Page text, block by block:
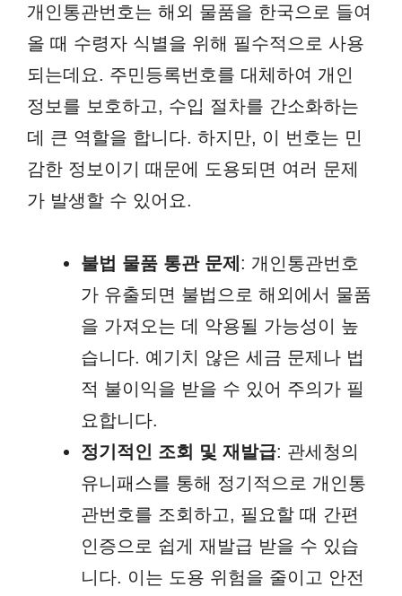
개인통관번호는 해외 물품을 한국으로 들여
올 때 수령자 식별을 위해 필수적으로 사용
되는데요. 주민등록번호를 대체하여 개인
정보를 보호하고, 수입 절차를 간소화하는
데 큰 역할을 합니다. 하지만, 이 번호는 민
감한 정보이기 때문에 도용되면 여러 문제
가 발생할 수 있어요.
불법 물품 통관 문제 : 개인통관번호
가 유출되면 불법으로 해외에서 물품
을 가져오는 데 악용될 가능성이 높
습니다. 예기치 않은 세금 문제나 법
적 불이익을 받을 수 있어 주의가 필
요합니다.
정기적인 조회 및 재발급: 관세청의
유니패스를 통해 정기적으로 개인통
관번호를 조회하고, 필요할 때 간편
인증으로 쉽게 재발급 받을 수 있습
니다. 이는 도용 위험을 줄이고 안전